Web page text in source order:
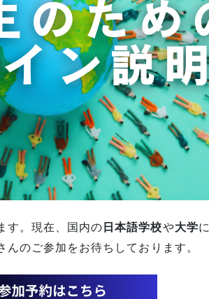
す。現在、国内の 日本語学校や大学
んのご参加をお待ちしております。